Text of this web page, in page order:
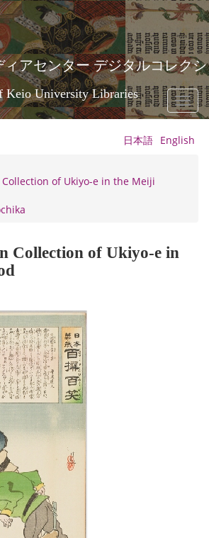
アセンター デジタルコレクシ
Keio University Libraries
Toggle
日本語 English
Collection of Ukiyo-e in the Meiji
Collection of Ukiyo-e in